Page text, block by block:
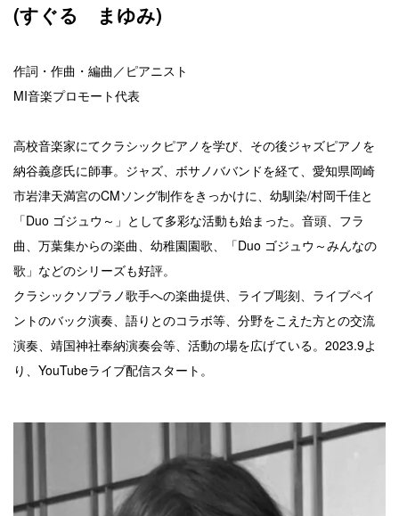
(すぐる まゆみ)
作詞・作曲・編曲／ピアニスト
MI音楽プロモート代表
高校音楽家にてクラシックピアノを学び、その後ジャズピアノを
納谷義彦氏に師事。ジャズ、ボサノババンドを経て、愛知県岡崎
市岩津天満宮のCMソング制作をきっかけに、幼馴染/村岡千佳と
「Duo ゴジュウ～」として多彩な活動も始まった。音頭、フラ
曲、万葉集からの楽曲、幼稚園園歌、「Duo ゴジュウ～みんなの
歌」などのシリーズも好評。
クラシックソプラノ歌手への楽曲提供、ライブ彫刻、ライブペイ
ントのバック演奏、語りとのコラボ等、分野をこえた方との交流
演奏、靖国神社奉納演奏会等、活動の場を広げている。2023.9よ
り、YouTubeライブ配信スタート。